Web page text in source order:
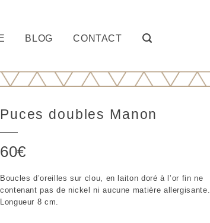
BLOG CONTACT
Puces doubles Manon
60€
Boucles d’oreilles sur clou, en laiton doré à l’or fin ne
contenant pas de nickel ni aucune matière allergisante.
Longueur 8 cm.